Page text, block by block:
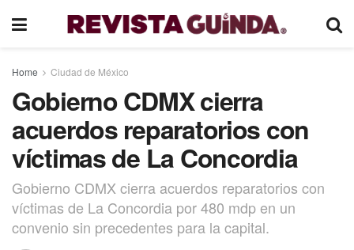
Home Ciudad de México
Gobierno CDMX cierra
acuerdos reparatorios con
víctimas de La Concordia
Gobierno CDMX cierra acuerdos reparatorios con
víctimas de La Concordia por 480 mdp en un
convenio sin precedentes para la capital.